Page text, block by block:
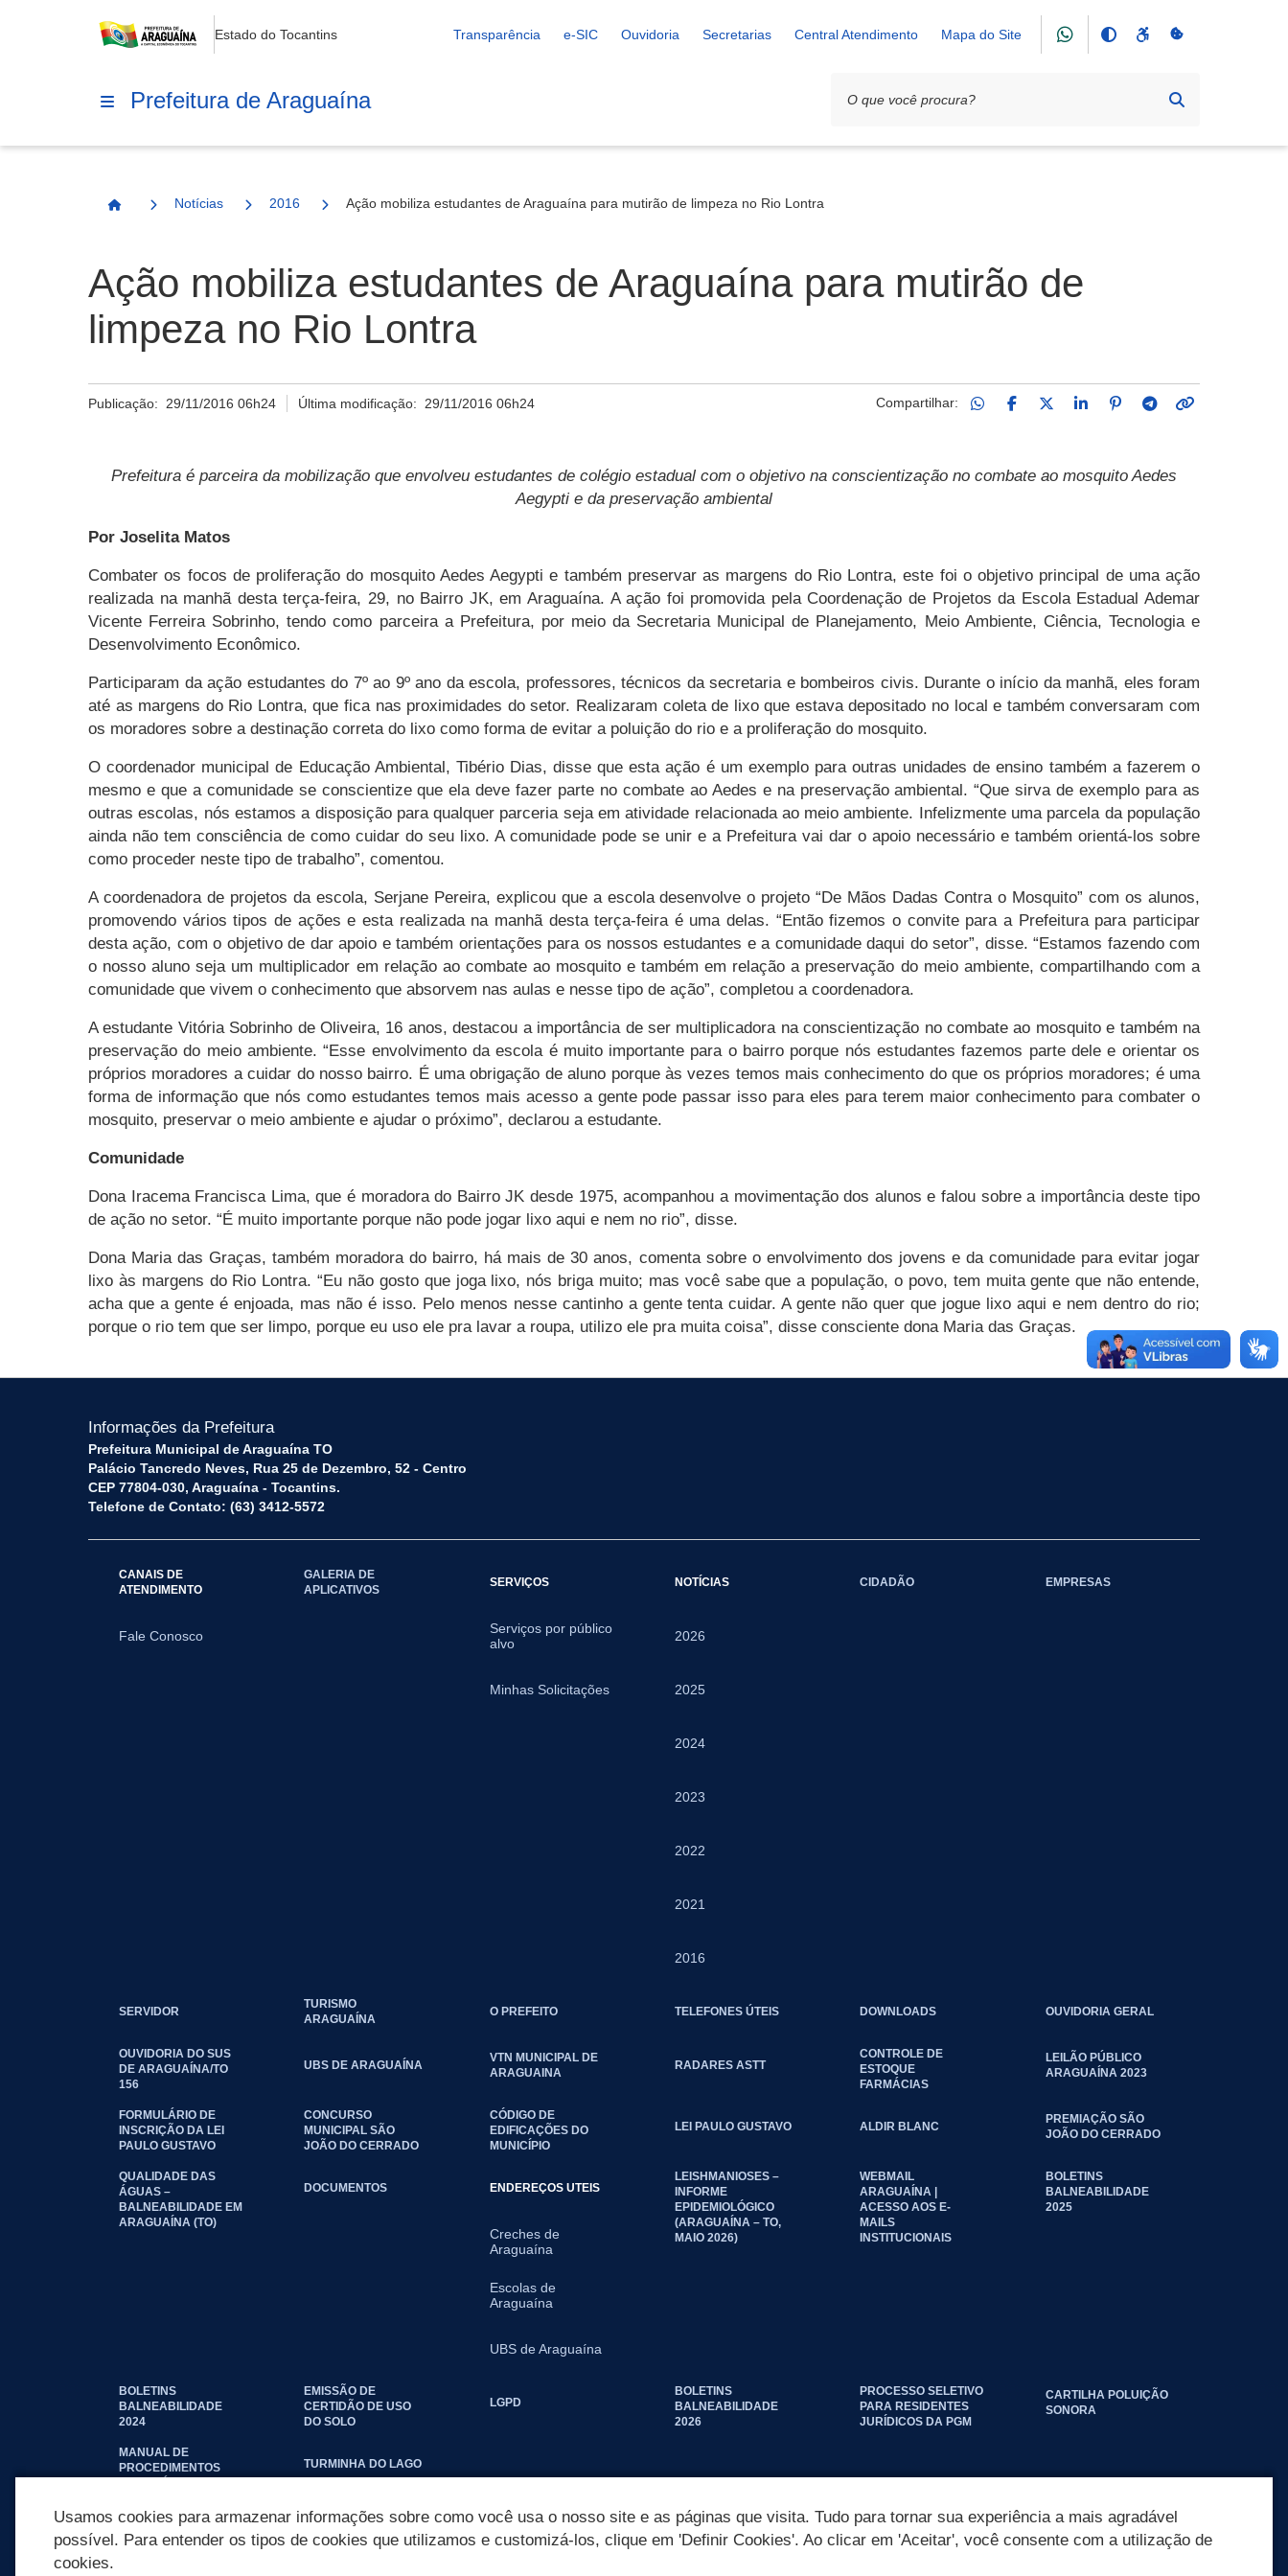
Estado do Tocantins Transparência e-SIC Ouvidoria Secretarias Central Atendimento Mapa do Site
Prefeitura de Araguaína
Página Inicial
Notícias 2016 Ação mobiliza estudantes de Araguaína para mutirão de limpeza no Rio Lontra
Ação mobiliza estudantes de Araguaína para mutirão de
limpeza no Rio Lontra
Publicação: 29/11/2016 06h24 Última modificação: 29/11/2016 06h24 Compartilhar:
Prefeitura é parceira da mobilização que envolveu estudantes de colégio estadual com o objetivo na conscientização no combate ao mosquito Aedes
Aegypti e da preservação ambiental
Por Joselita Matos
Combater os focos de proliferação do mosquito Aedes Aegypti e também preservar as margens do Rio Lontra, este foi o objetivo principal de uma ação
realizada na manhã desta terça-feira, 29, no Bairro JK, em Araguaína. A ação foi promovida pela Coordenação de Projetos da Escola Estadual Ademar
Vicente Ferreira Sobrinho, tendo como parceira a Prefeitura, por meio da Secretaria Municipal de Planejamento, Meio Ambiente, Ciência, Tecnologia e
Desenvolvimento Econômico.
Participaram da ação estudantes do 7º ao 9º ano da escola, professores, técnicos da secretaria e bombeiros civis. Durante o início da manhã, eles foram
até as margens do Rio Lontra, que fica nas proximidades do setor. Realizaram coleta de lixo que estava depositado no local e também conversaram com
os moradores sobre a destinação correta do lixo como forma de evitar a poluição do rio e a proliferação do mosquito.
O coordenador municipal de Educação Ambiental, Tibério Dias, disse que esta ação é um exemplo para outras unidades de ensino também a fazerem o
mesmo e que a comunidade se conscientize que ela deve fazer parte no combate ao Aedes e na preservação ambiental. “Que sirva de exemplo para as
outras escolas, nós estamos a disposição para qualquer parceria seja em atividade relacionada ao meio ambiente. Infelizmente uma parcela da população
ainda não tem consciência de como cuidar do seu lixo. A comunidade pode se unir e a Prefeitura vai dar o apoio necessário e também orientá-los sobre
como proceder neste tipo de trabalho”, comentou.
A coordenadora de projetos da escola, Serjane Pereira, explicou que a escola desenvolve o projeto “De Mãos Dadas Contra o Mosquito” com os alunos,
promovendo vários tipos de ações e esta realizada na manhã desta terça-feira é uma delas. “Então fizemos o convite para a Prefeitura para participar
desta ação, com o objetivo de dar apoio e também orientações para os nossos estudantes e a comunidade daqui do setor”, disse. “Estamos fazendo com
o nosso aluno seja um multiplicador em relação ao combate ao mosquito e também em relação a preservação do meio ambiente, compartilhando com a
comunidade que vivem o conhecimento que absorvem nas aulas e nesse tipo de ação”, completou a coordenadora.
A estudante Vitória Sobrinho de Oliveira, 16 anos, destacou a importância de ser multiplicadora na conscientização no combate ao mosquito e também na
preservação do meio ambiente. “Esse envolvimento da escola é muito importante para o bairro porque nós estudantes fazemos parte dele e orientar os
próprios moradores a cuidar do nosso bairro. É uma obrigação de aluno porque às vezes temos mais conhecimento do que os próprios moradores; é uma
forma de informação que nós como estudantes temos mais acesso a gente pode passar isso para eles para terem maior conhecimento para combater o
mosquito, preservar o meio ambiente e ajudar o próximo”, declarou a estudante.
Comunidade
Dona Iracema Francisca Lima, que é moradora do Bairro JK desde 1975, acompanhou a movimentação dos alunos e falou sobre a importância deste tipo
de ação no setor. “É muito importante porque não pode jogar lixo aqui e nem no rio”, disse.
Dona Maria das Graças, também moradora do bairro, há mais de 30 anos, comenta sobre o envolvimento dos jovens e da comunidade para evitar jogar
lixo às margens do Rio Lontra. “Eu não gosto que joga lixo, nós briga muito; mas você sabe que a população, o povo, tem muita gente que não entende,
acha que a gente é enjoada, mas não é isso. Pelo menos nesse cantinho a gente tenta cuidar. A gente não quer que jogue lixo aqui e nem dentro do rio;
porque o rio tem que ser limpo, porque eu uso ele pra lavar a roupa, utilizo ele pra muita coisa”, disse consciente dona Maria das Graças.
Informações da Prefeitura
Prefeitura Municipal de Araguaína TO
Palácio Tancredo Neves, Rua 25 de Dezembro, 52 - Centro
CEP 77804-030, Araguaína - Tocantins.
Telefone de Contato: (63) 3412-5572
CANAIS DE
ATENDIMENTO
Fale Conosco
GALERIA DE
APLICATIVOS
SERVIÇOS
Serviços por público
alvo
Minhas Solicitações
NOTÍCIAS
2026
2025
2024
2023
2022
2021
2016
CIDADÃO EMPRESAS
SERVIDOR
TURISMO
ARAGUAÍNA
O PREFEITO TELEFONES ÚTEIS DOWNLOADS OUVIDORIA GERAL
OUVIDORIA DO SUS
DE ARAGUAÍNA/TO
156
UBS DE ARAGUAÍNA
VTN MUNICIPAL DE
ARAGUAINA
RADARES ASTT
CONTROLE DE
ESTOQUE
FARMÁCIAS
LEILÃO PÚBLICO
ARAGUAÍNA 2023
FORMULÁRIO DE
INSCRIÇÃO DA LEI
PAULO GUSTAVO
CONCURSO
MUNICIPAL SÃO
JOÃO DO CERRADO
CÓDIGO DE
EDIFICAÇÕES DO
MUNICÍPIO
LEI PAULO GUSTAVO ALDIR BLANC
PREMIAÇÃO SÃO
JOÃO DO CERRADO
QUALIDADE DAS
ÁGUAS –
BALNEABILIDADE EM
ARAGUAÍNA (TO)
DOCUMENTOS ENDEREÇOS UTEIS
Creches de
Araguaína
Escolas de
Araguaína
UBS de Araguaína
LEISHMANIOSES –
INFORME
EPIDEMIOLÓGICO
(ARAGUAÍNA – TO,
MAIO 2026)
WEBMAIL
ARAGUAÍNA |
ACESSO AOS E-
MAILS
INSTITUCIONAIS
BOLETINS
BALNEABILIDADE
2025
BOLETINS
BALNEABILIDADE
2024
EMISSÃO DE
CERTIDÃO DE USO
DO SOLO
LGPD
BOLETINS
BALNEABILIDADE
2026
PROCESSO SELETIVO
PARA RESIDENTES
JURÍDICOS DA PGM
CARTILHA POLUIÇÃO
SONORA
MANUAL DE
PROCEDIMENTOS
TURMINHA DO LAGO
Usamos cookies para armazenar informações sobre como você usa o nosso site e as páginas que visita. Tudo para tornar sua experiência a mais agradável
possível. Para entender os tipos de cookies que utilizamos e customizá-los, clique em 'Definir Cookies'. Ao clicar em 'Aceitar', você consente com a utilização de
cookies.